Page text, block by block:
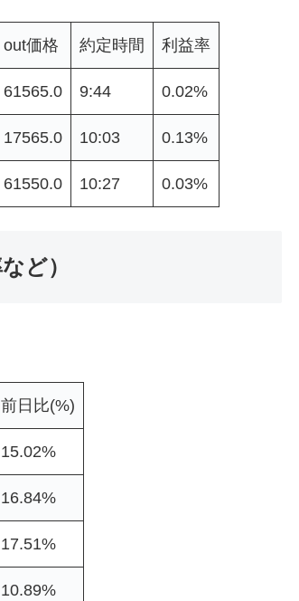
out価格 約定時間 利益率
61565.0 9:44 0.02%
17565.0 10:03 0.13%
61550.0 10:27 0.03%
ど）
前日比(%)
15.02%
16.84%
17.51%
10.89%